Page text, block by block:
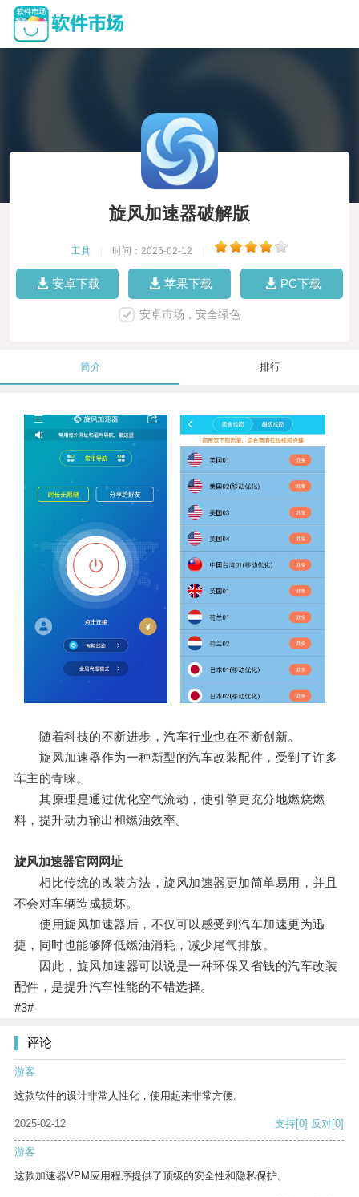
旋风加速器破解版
工具 时间：2025-02-12
安卓下载 苹果下载 PC下载
安卓市场，安全绿色
简介 排行
随着科技的不断进步，汽车行业也在不断创新。
旋风加速器作为一种新型的汽车改装配件，受到了许多
车主的青睐。
其原理是通过优化空气流动，使引擎更充分地燃烧燃
料，提升动力输出和燃油效率。
旋风加速器官网网址
相比传统的改装方法，旋风加速器更加简单易用，并且
不会对车辆造成损坏。
使用旋风加速器后，不仅可以感受到汽车加速更为迅
捷，同时也能够降低燃油消耗，减少尾气排放。
因此，旋风加速器可以说是一种环保又省钱的汽车改装
配件，是提升汽车性能的不错选择。
#3#
评论
游客
这款软件的设计非常人性化，使用起来非常方便。
2025-02-12 支持[0] 反对[0]
游客
这款加速器VPM应用程序提供了顶级的安全性和隐私保护。